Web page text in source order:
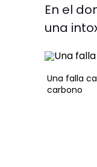
En el
una
Una falla
carbono